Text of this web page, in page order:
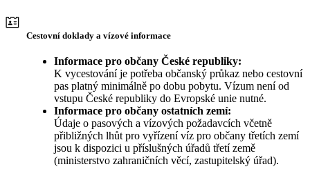
Cestovní doklady a vízové informace
Informace pro občany České republiky:
K vycestování je potřeba občanský průkaz nebo cestovní
pas platný minimálně po dobu pobytu. Vízum není od
vstupu České republiky do Evropské unie nutné.
Informace pro občany ostatních zemí:
Údaje o pasových a vízových požadavcích včetně
přibližných lhůt pro vyřízení víz pro občany třetích zemí
jsou k dispozici u příslušných úřadů třetí země
(ministerstvo zahraničních věcí, zastupitelský úřad).